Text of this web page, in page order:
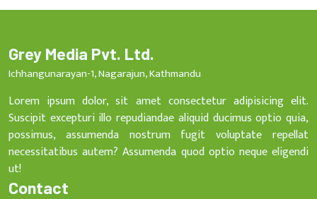
Grey Media Pvt. Ltd.
Ichhangunarayan-1, Nagarajun, Kathmandu
Lorem ipsum dolor, sit amet consectetur adipisicing elit.
Suscipit excepturi illo repudiandae aliquid ducimus optio quia,
possimus, assumenda nostrum fugit voluptate repellat
necessitatibus autem? Assumenda quod optio neque eligendi
ut!
Contact